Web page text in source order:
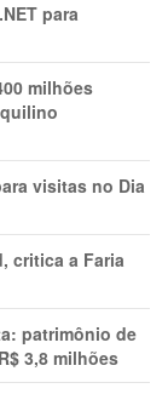
para
milhões
visitas no Dia
critica a Faria
patrimônio de
3,8 milhões